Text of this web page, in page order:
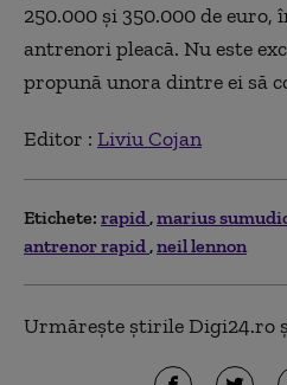
250.000 și 350.000 de
antrenori pleacă. Nu este
propună unora dintre ei să
Editor : Liviu Cojan
Etichete: rapid marius
antrenor rapid neil lennon
Urmărește știrile Digi24.ro